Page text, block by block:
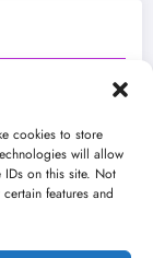
cookies to store
will allow
on this site. Not
features and